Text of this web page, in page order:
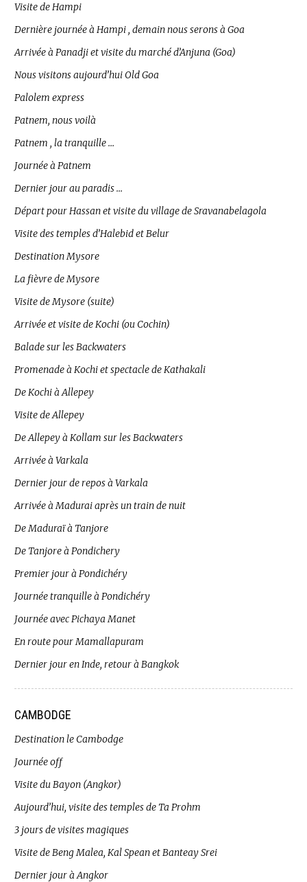
Visite de Hampi
Dernière journée à Hampi , demain nous serons à Goa
Arrivée à Panadji et visite du marché d’Anjuna (Goa)
Nous visitons aujourd’hui Old Goa
Palolem express
Patnem, nous voilà
Patnem , la tranquille …
Journée à Patnem
Dernier jour au paradis …
Départ pour Hassan et visite du village de Sravanabelagola
Visite des temples d’Halebid et Belur
Destination Mysore
La fièvre de Mysore
Visite de Mysore (suite)
Arrivée et visite de Kochi (ou Cochin)
Balade sur les Backwaters
Promenade à Kochi et spectacle de Kathakali
De Kochi à Allepey
Visite de Allepey
De Allepey à Kollam sur les Backwaters
Arrivée à Varkala
Dernier jour de repos à Varkala
Arrivée à Madurai après un train de nuit
De Maduraï à Tanjore
De Tanjore à Pondichery
Premier jour à Pondichéry
Journée tranquille à Pondichéry
Journée avec Pichaya Manet
En route pour Mamallapuram
Dernier jour en Inde, retour à Bangkok
CAMBODGE
Destination le Cambodge
Journée off
Visite du Bayon (Angkor)
Aujourd’hui, visite des temples de Ta Prohm
3 jours de visites magiques
Visite de Beng Malea, Kal Spean et Banteay Srei
Dernier jour à Angkor